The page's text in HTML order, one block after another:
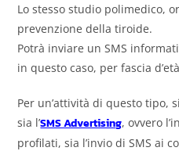
Lo stesso studio polimedico,
prevenzione della tiroide.
Potrà inviare un SMS
in questo caso, per fascia
Per un’attività di questo tipo,
sia l’SMS Advertising, ovvero
profilati, sia l’invio di SMS ai